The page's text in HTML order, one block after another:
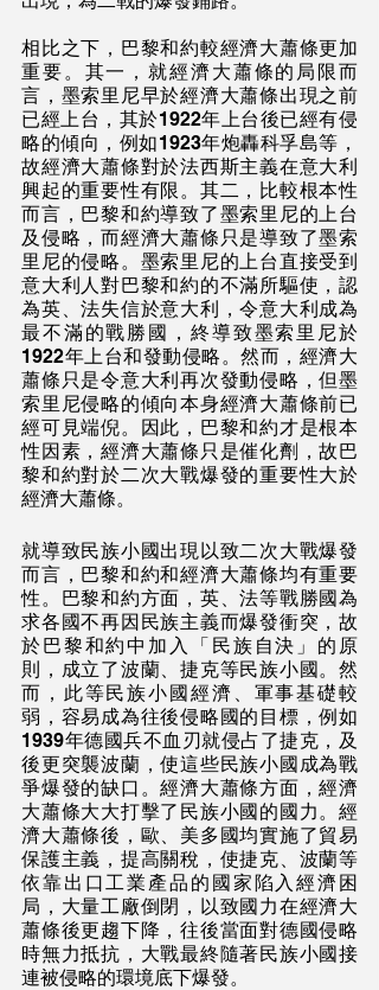
相比之下，巴黎和約較經濟大蕭條更加
重要。其一，就經濟大蕭條的局限而
言，墨索里尼早於經濟大蕭條出現之前
已經上台，其於1922年上台後已經有侵
略的傾向，例如1923年炮轟科孚島等，
故經濟大蕭條對於法西斯主義在意大利
興起的重要性有限。其二，比較根本性
而言，巴黎和約導致了墨索里尼的上台
及侵略，而經濟大蕭條只是導致了墨索
里尼的侵略。墨索里尼的上台直接受到
意大利人對巴黎和約的不滿所驅使，認
為英、法失信於意大利，令意大利成為
最不滿的戰勝國，終導致墨索里尼於
1922年上台和發動侵略。然而，經濟大
蕭條只是令意大利再次發動侵略，但墨
索里尼侵略的傾向本身經濟大蕭條前已
經可見端倪。因此，巴黎和約才是根本
性因素，經濟大蕭條只是催化劑，故巴
黎和約對於二次大戰爆發的重要性大於
經濟大蕭條。
就導致民族小國出現以致二次大戰爆發
而言，巴黎和約和經濟大蕭條均有重要
性。巴黎和約方面，英、法等戰勝國為
求各國不再因民族主義而爆發衝突，故
於巴黎和約中加入「民族自決」的原
則，成立了波蘭、捷克等民族小國。然
而，此等民族小國經濟、軍事基礎較
弱，容易成為往後侵略國的目標，例如
1939年德國兵不血刃就侵占了捷克，及
後更突襲波蘭，使這些民族小國成為戰
爭爆發的缺口。經濟大蕭條方面，經濟
大蕭條大大打擊了民族小國的國力。經
濟大蕭條後，歐、美多國均實施了貿易
保護主義，提高關稅，使捷克、波蘭等
依靠出口工業產品的國家陷入經濟困
局，大量工廠倒閉，以致國力在經濟大
蕭條後更趨下降，往後當面對德國侵略
時無力抵抗，大戰最終隨著民族小國接
連被侵略的環境底下爆發。